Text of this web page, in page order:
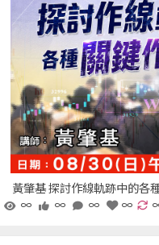
黃肇基 探討作線軌跡中的各
∞
∞ ∞ ∞